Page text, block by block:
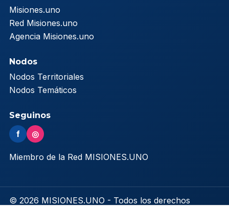
Misiones.uno
Red Misiones.uno
Agencia Misiones.uno
Nodos
Nodos Territoriales
Nodos Temáticos
Seguinos
f ◎
Miembro de la Red MISIONES.UNO
© 2026 MISIONES.UNO - Todos los derechos